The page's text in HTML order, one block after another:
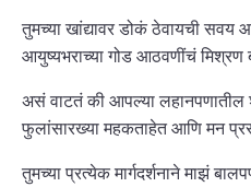
तुमच्या खांद्यावर डोकं ठेवायची सवय
आयुष्यभराच्या गोड आठवणींचं मिश्रण
असं वाटतं की आपल्या लहानपणातील
फुलांसारख्या महकताहेत आणि मन
तुमच्या प्रत्येक मार्गदर्शनाने माझं